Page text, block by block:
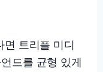
면 트리플 미디
드를 균형 있게